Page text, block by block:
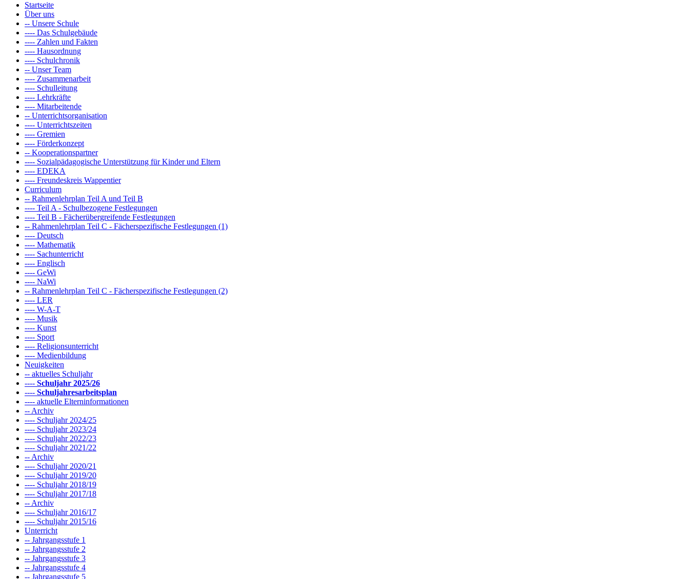
Startseite
Über uns
-- Unsere Schule
---- Das Schulgebäude
---- Zahlen und Fakten
---- Hausordnung
---- Schulchronik
-- Unser Team
---- Zusammenarbeit
---- Schulleitung
---- Lehrkräfte
---- Mitarbeitende
-- Unterrichtsorganisation
---- Unterrichtszeiten
---- Gremien
---- Förderkonzept
-- Kooperationspartner
---- Sozialpädagogische Unterstützung für Kinder und Eltern
---- EDEKA
---- Freundeskreis Wappentier
Curriculum
-- Rahmenlehrplan Teil A und Teil B
---- Teil A - Schulbezogene Festlegungen
---- Teil B - Fächerübergreifende Festlegungen
-- Rahmenlehrplan Teil C - Fächerspezifische Festlegungen (1)
---- Deutsch
---- Mathematik
---- Sachunterricht
---- Englisch
---- GeWi
---- NaWi
-- Rahmenlehrplan Teil C - Fächerspezifische Festlegungen (2)
---- LER
---- W-A-T
---- Musik
---- Kunst
---- Sport
---- Religionsunterricht
---- Medienbildung
Neuigkeiten
-- aktuelles Schuljahr
---- Schuljahr 2025/26
---- Schuljahresarbeitsplan
---- aktuelle Elterninformationen
-- Archiv
---- Schuljahr 2024/25
---- Schuljahr 2023/24
---- Schuljahr 2022/23
---- Schuljahr 2021/22
-- Archiv
---- Schuljahr 2020/21
---- Schuljahr 2019/20
---- Schuljahr 2018/19
---- Schuljahr 2017/18
-- Archiv
---- Schuljahr 2016/17
---- Schuljahr 2015/16
Unterricht
-- Jahrgangsstufe 1
-- Jahrgangsstufe 2
-- Jahrgangsstufe 3
-- Jahrgangsstufe 4
-- Jahrgangsstufe 5